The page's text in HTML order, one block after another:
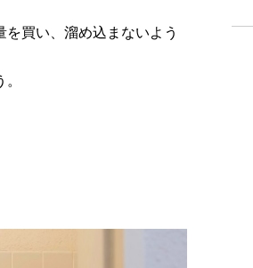
買い、溜め込まないよう